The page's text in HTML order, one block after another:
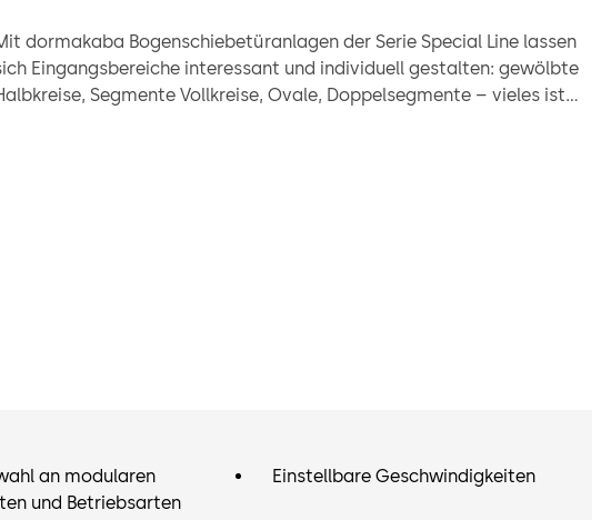
dormakaba Bogenschiebetüranlagen der Serie Special Line lassen
Eingangsbereiche interessant und individuell gestalten: gewölbte
Segmente Vollkreise, Ovale, Doppelsegmente – vieles ist
an modularen
und Betriebsarten
Einstellbare Geschwindigkeiten